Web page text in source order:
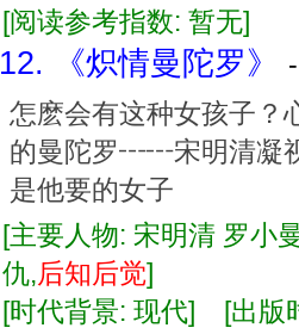
[阅读参考指数: 暂无]
12. 《炽情曼陀罗》
怎麽会有这种女孩子？
的曼陀罗┅┅宋明清凝
是他要的女子
[主要人物: 宋明清 罗
仇,后知后觉]
[时代背景: 现代] [出